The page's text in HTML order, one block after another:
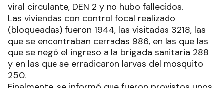
viral circulante, DEN 2 y no hubo fallecidos.
Las viviendas con control focal realizado
(bloqueadas) fueron 1944, las visitadas 3218, las
que se encontraban cerradas 986, en las que las
que se negó el ingreso a la brigada sanitaria 288
y en las que se erradicaron larvas del mosquito
250.